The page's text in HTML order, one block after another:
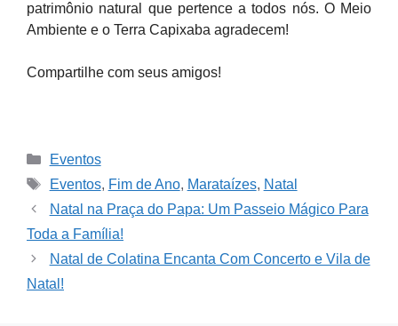
patrimônio natural que pertence a todos nós. O Meio
Ambiente e o Terra Capixaba agradecem!
Compartilhe com seus amigos!
Categories
Eventos
Tags
Eventos, Fim de Ano, Marataízes, Natal
Natal na Praça do Papa: Um Passeio Mágico Para
Toda a Família!
Natal de Colatina Encanta Com Concerto e Vila de
Natal!